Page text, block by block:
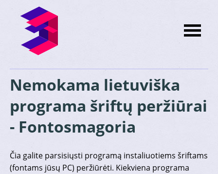
Nemokama lietuviška
programa šriftų peržiūrai
- Fontosmagoria
Čia galite parsisiųsti programą instaliuotiems šriftams
(fontams jūsų PC) peržiūrėti. Kiekviena programa